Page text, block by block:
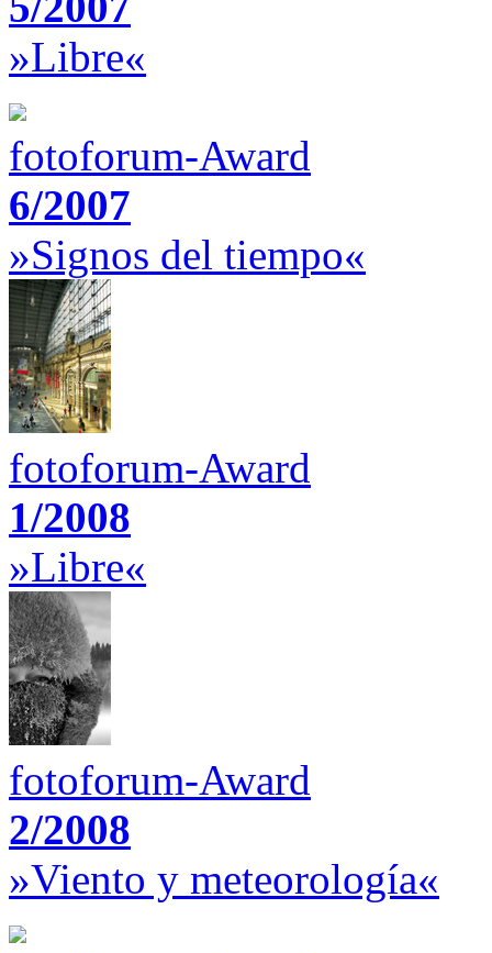
»Libre«
fotoforum-Award
6/2007
»Signos del tiempo«
fotoforum-Award
1/2008
»Libre«
fotoforum-Award
2/2008
»Viento y meteorología«